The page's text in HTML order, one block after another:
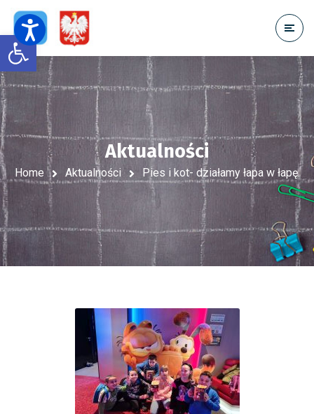
Open toolbar
Aktualności
Home Aktualności Pies i kot- działamy łapa w łapę.